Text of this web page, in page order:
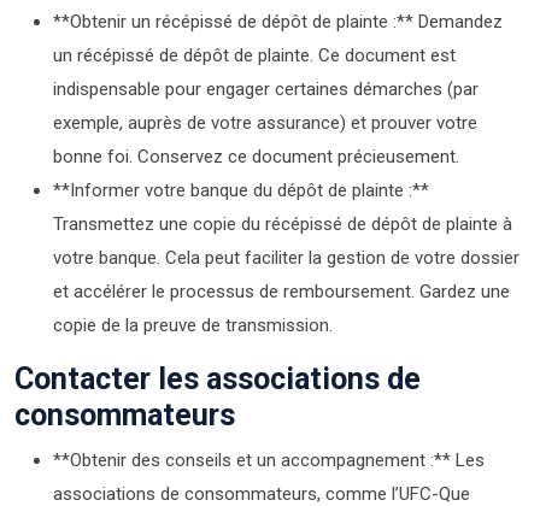
**Obtenir un récépissé de dépôt de plainte :** Demandez
un récépissé de dépôt de plainte. Ce document est
indispensable pour engager certaines démarches (par
exemple, auprès de votre assurance) et prouver votre
bonne foi. Conservez ce document précieusement.
**Informer votre banque du dépôt de plainte :**
Transmettez une copie du récépissé de dépôt de plainte à
votre banque. Cela peut faciliter la gestion de votre dossier
et accélérer le processus de remboursement. Gardez une
copie de la preuve de transmission.
Contacter les associations de
consommateurs
**Obtenir des conseils et un accompagnement :** Les
associations de consommateurs, comme l’UFC-Que